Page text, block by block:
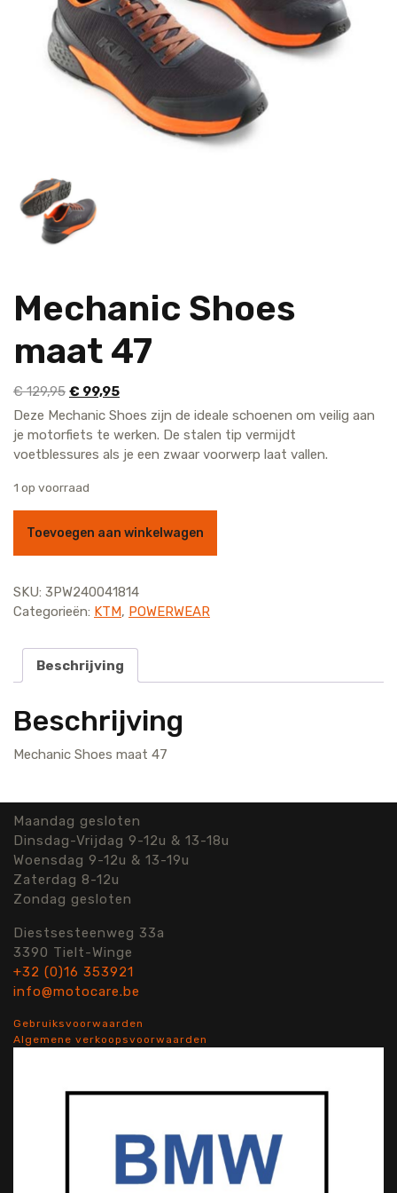
Mechanic Shoes
maat 47
€129,95 Oorspronkelijke
prijs
was:
€ 129,95.
€ 99,95Huidige
prijs
is:
€ 99,95.
Deze Mechanic Shoes zijn de ideale schoenen om veilig aan
je motorfiets te werken. De stalen tip vermijdt
voetblessures als je een zwaar voorwerp laat vallen.
1 op voorraad
Toevoegen aan winkelwagen
SKU: 3PW240041814
Categorieën: KTM, POWERWEAR
Beschrijving
Beschrijving
Mechanic Shoes maat 47
Maandag gesloten
Dinsdag-Vrijdag 9-12u & 13-18u
Woensdag 9-12u & 13-19u
Zaterdag 8-12u
Zondag gesloten
Diestsesteenweg 33a
3390 Tielt-Winge
+32 (0)16 353921
info@motocare.be
Gebruiksvoorwaarden
Algemene verkoopsvoorwaarden